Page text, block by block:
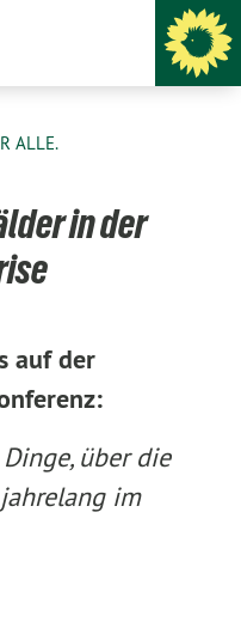
ALLE.
in der
auf der
über die
im